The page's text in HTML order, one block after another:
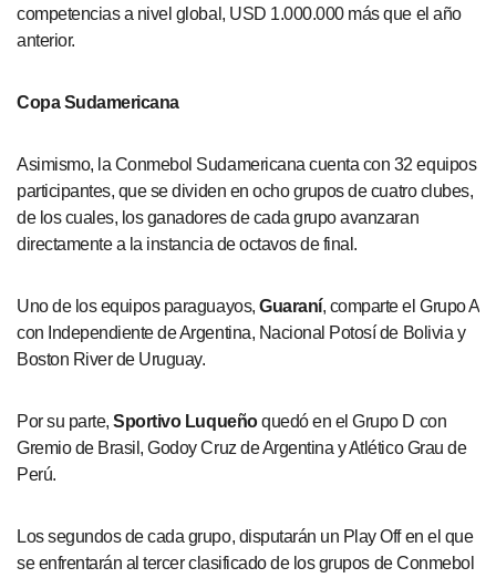
competencias a nivel global, USD 1.000.000 más que el año
anterior.
Copa Sudamericana
Asimismo, la Conmebol Sudamericana cuenta con 32 equipos
participantes, que se dividen en ocho grupos de cuatro clubes,
de los cuales, los ganadores de cada grupo avanzaran
directamente a la instancia de octavos de final.
Uno de los equipos paraguayos,Guaraní, comparte el Grupo A
con Independiente de Argentina, Nacional Potosí de Bolivia y
Boston River de Uruguay.
Por su parte,Sportivo Luqueñoquedó en el Grupo D con
Gremio de Brasil, Godoy Cruz de Argentina y Atlético Grau de
Perú.
Los segundos de cada grupo, disputarán un Play Off en el que
se enfrentarán al tercer clasificado de los grupos de Conmebol